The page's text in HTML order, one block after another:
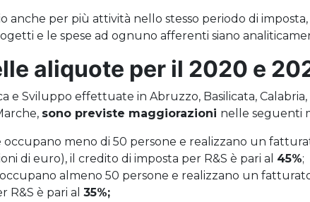
anche per più attività nello stesso periodo di
e le spese ad ognuno afferenti siano
aliquote per il 2020 e
e Sviluppo effettuate in Abruzzo, Basilicata, Calabria,
sono previste maggiorazioni nelle seguenti
occupano meno di 50 persone e realizzano un
di euro), il credito di imposta per R&S è pari al 45%;
almeno 50 persone e realizzano un
R&S è pari al 35%;